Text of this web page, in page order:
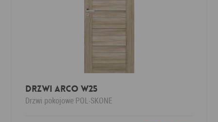
Drzwi Arco W25
Drzwi pokojowe POL-SKONE